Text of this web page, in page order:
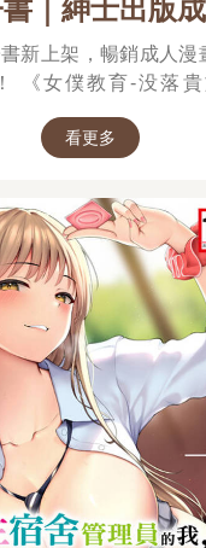
｜紳士出版
新上架，暢銷成人漫
《女僕教育-没落貴
等熱門系列作品任君
看更多